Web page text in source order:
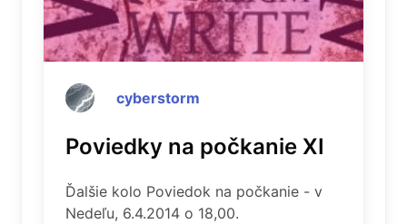
cyberstorm
Poviedky na počkanie XI
Ďalšie kolo Poviedok na počkanie - v
Nedeľu, 6.4.2014 o 18,00.